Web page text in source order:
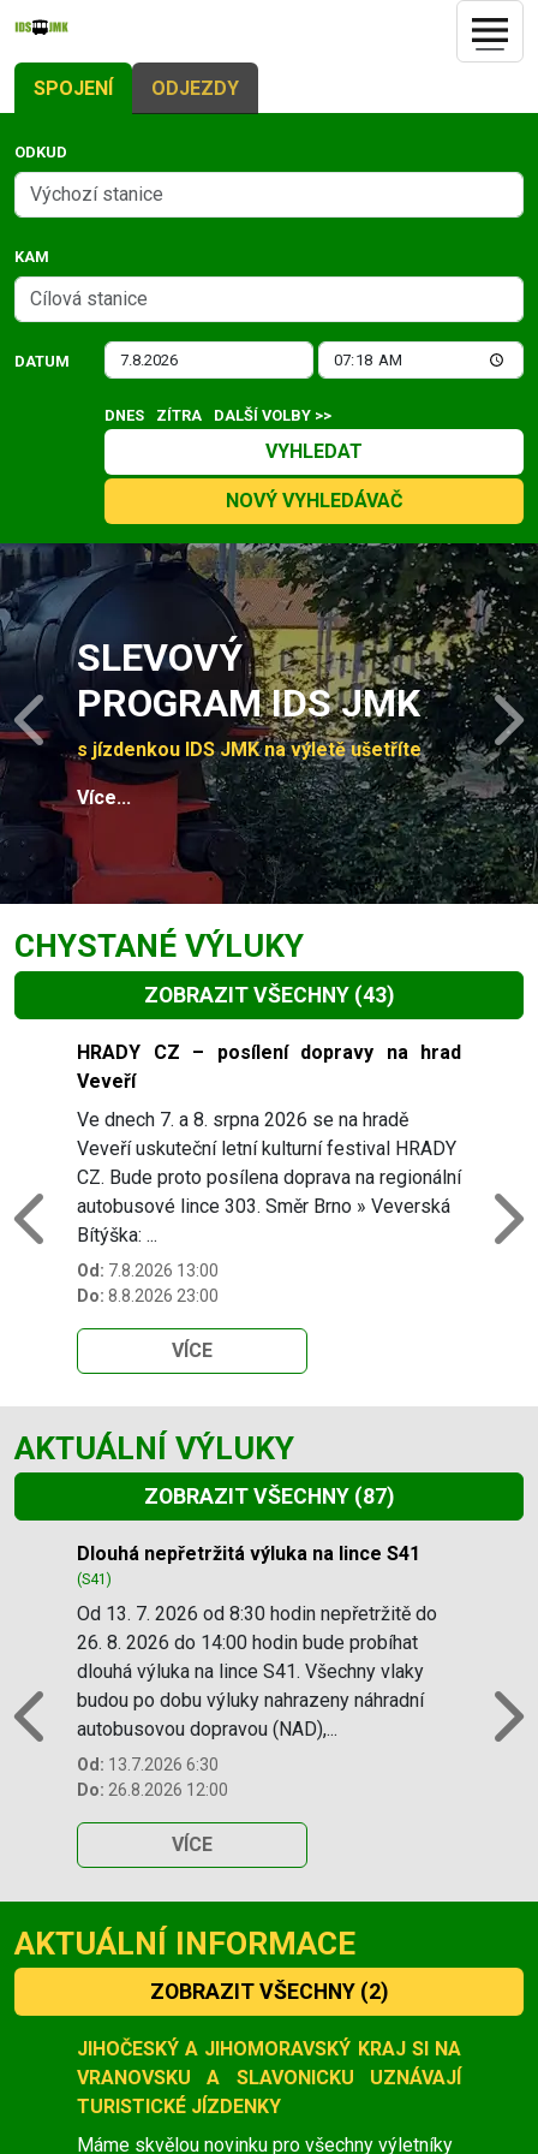
SPOJENÍ ODJEZDY
ODKUD
KAM
DATUM
DNES ZÍTRA DALŠÍ VOLBY >>
VYHLEDAT
NOVÝ VYHLEDÁVAČ
Slide 1 of 4
SLEVOVÝ
PROGRAM IDS JMK
s jízdenkou IDS JMK na výletě ušetříte
Více...
Previous
CHYSTANÉ VÝLUKY
ZOBRAZIT VŠECHNY (43)
Slide 1 of 43
HRADY CZ – posílení dopravy na hrad
Veveří
Ve dnech 7. a 8. srpna 2026 se na hradě
Veveří uskuteční letní kulturní festival HRADY
CZ. Bude proto posílena doprava na regionální
autobusové lince 303. Směr Brno » Veverská
Bítýška: ...
Od: 7.8.2026 13:00
Do: 8.8.2026 23:00
VÍCE
Previous
AKTUÁLNÍ VÝLUKY
ZOBRAZIT VŠECHNY (87)
Slide 1 of 87
Dlouhá nepřetržitá výluka na lince S41
(S41)
Od 13. 7. 2026 od 8:30 hodin nepřetržitě do
26. 8. 2026 do 14:00 hodin bude probíhat
dlouhá výluka na lince S41. Všechny vlaky
budou po dobu výluky nahrazeny náhradní
autobusovou dopravou (NAD),...
Od: 13.7.2026 6:30
Do: 26.8.2026 12:00
VÍCE
Previous
AKTUÁLNÍ INFORMACE
ZOBRAZIT VŠECHNY (2)
Slide 1 of 2
JIHOČESKÝ A JIHOMORAVSKÝ KRAJ SI NA
VRANOVSKU A SLAVONICKU UZNÁVAJÍ
TURISTICKÉ JÍZDENKY
Máme skvělou novinku pro všechny výletníky